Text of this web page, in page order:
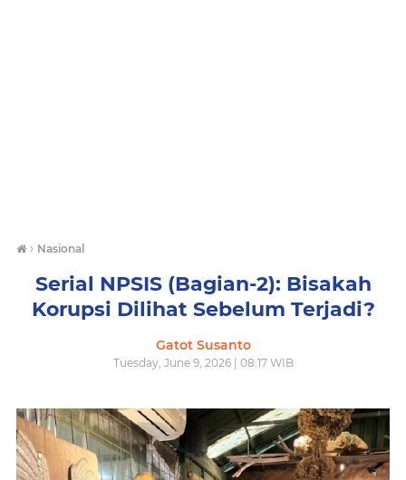
› Nasional
Serial NPSIS (Bagian-2): Bisakah
Korupsi Dilihat Sebelum Terjadi?
Gatot Susanto
Tuesday, June 9, 2026 | 08:17 WIB